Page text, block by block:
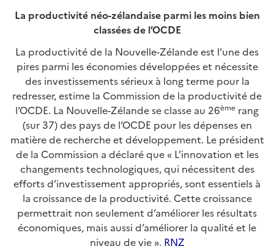
La productivité néo-zélandaise parmi les moins bien
classées de l’OCDE
La productivité de la Nouvelle-Zélande est l’une des
pires parmi les économies développées et nécessite
des investissements sérieux à long terme pour la
redresser, estime la Commission de la productivité de
l’OCDE. La Nouvelle-Zélande se classe au 26ème rang
(sur 37) des pays de l’OCDE pour les dépenses en
matière de recherche et développement. Le président
de la Commission a déclaré que « L’innovation et les
changements technologiques, qui nécessitent des
efforts d’investissement appropriés, sont essentiels à
la croissance de la productivité. Cette croissance
permettrait non seulement d’améliorer les résultats
économiques, mais aussi d’améliorer la qualité et le
niveau de vie ». RNZ